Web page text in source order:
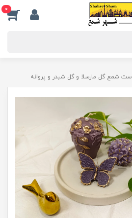
0
ست شمع گل مارسلا و گل شبدر و پروانه